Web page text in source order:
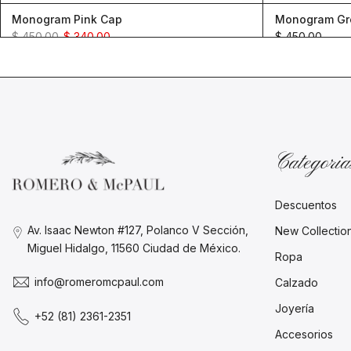
Monogram Pink Cap
$ 450.00 $ 340.00
Monogram
$ 450.00
Av. Isaac Newton #127, Polanco V Sección,
Miguel Hidalgo, 11560 Ciudad de México.
info@romeromcpaul.com
+52 (81) 2361-2351
Descuentos
New
Ropa
Calzado
Joyería
Accesorios